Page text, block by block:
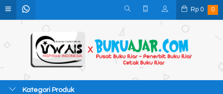
Rp 0 0
Kategori Produk